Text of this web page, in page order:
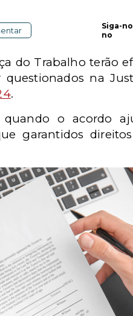
Siga-
no
do Trabalho terão
na
.
o acordo
garantidos